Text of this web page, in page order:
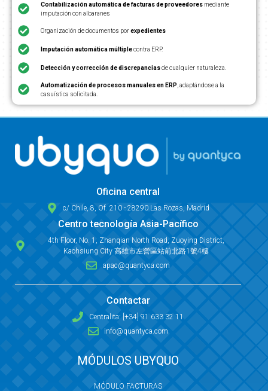
Contabilización automática de facturas de proveedoresmediante
imputación con albaranes
Organización de documentos porexpedientes
Imputación automática múltiplecontra ERP.
Detección y corrección de discrepanciasde cualquier naturaleza.
Automatización de procesos manuales en ERP , adaptándose a la
casuística solicitada.
Oficina central
c/ Chile, 8, Of. 210 - 28290 Las Rozas, Madrid
Centro tecnología Asia-Pacífico
4th Floor, No. 1, Zhanqian North Road, Zuoying District,
Kaohsiung City 高雄市左營區站前北路1號4樓
apac@quantyca.com
Contactar
Centralita: [+34] 91 633 32 11
info@quantyca.com
MÓDULOS UBYQUO
MÓDULO FACTURAS